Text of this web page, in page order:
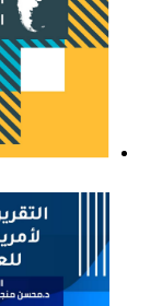
اللاتينية للعام 2023